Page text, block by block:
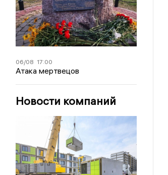
06/08 17:00
Атака мертвецов
Новости компаний